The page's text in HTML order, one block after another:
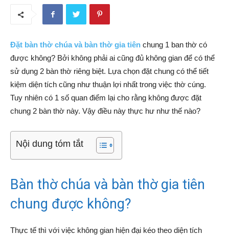
Đặt bàn thờ chúa và bàn thờ gia tiên chung 1 ban thờ có
được không? Bởi không phải ai cũng đủ không gian để có thể
sử dụng 2 bàn thờ riêng biệt. Lựa chọn đặt chung có thể tiết
kiệm diện tích cũng như thuận lợi nhất trong việc thờ cúng.
Tuy nhiên có 1 số quan điểm lại cho rằng không được đặt
chung 2 bàn thờ này. Vậy điều này thực hư như thế nào?
Nội dung tóm tắt
Bàn thờ chúa và bàn thờ gia tiên
chung được không?
Thực tế thì với việc không gian hiện đại kéo theo diện tích